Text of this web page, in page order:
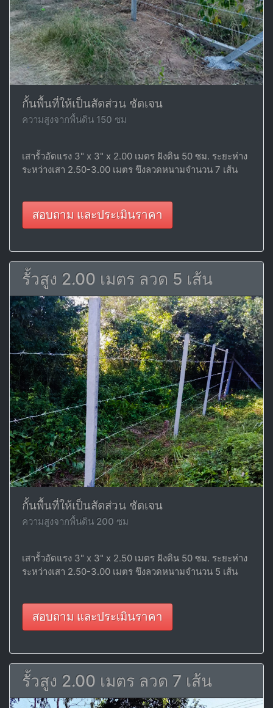
กั้นพื้นที่ให้เป็นสัดส่วน ชัดเจน
ความสูงจากพื้นดิน 150 ซม
เสารั้วอัดแรง 3" x 3" x 2.00 เมตร ฝังดิน 50 ซม. ระยะห่าง
ระหว่างเสา 2.50-3.00 เมตร ขึงลวดหนามจำนวน 7 เส้น
สอบถาม และประเมินราคา
รั้วสูง 2.00 เมตร ลวด 5 เส้น
กั้นพื้นที่ให้เป็นสัดส่วน ชัดเจน
ความสูงจากพื้นดิน 200 ซม
เสารั้วอัดแรง 3" x 3" x 2.50 เมตร ฝังดิน 50 ซม. ระยะห่าง
ระหว่างเสา 2.50-3.00 เมตร ขึงลวดหนามจำนวน 5 เส้น
สอบถาม และประเมินราคา
รั้วสูง 2.00 เมตร ลวด 7 เส้น